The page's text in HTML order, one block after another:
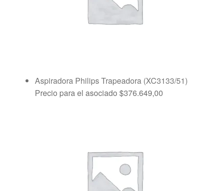
Aspiradora Philips Trapeadora (XC3133/51)
Precio para el asociado $376.649,00